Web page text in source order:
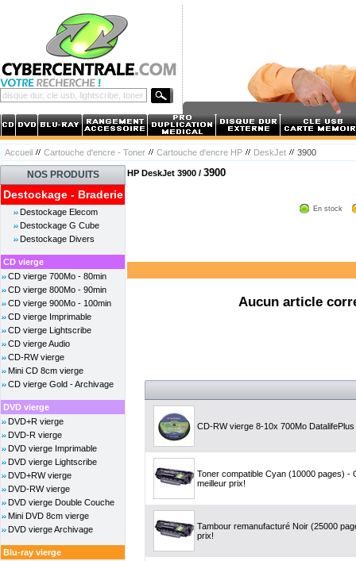
Accueil Cartouche d'encre - Toner Cartouche d'encre HP DeskJet 3900
NOS PRODUITS
Destockage - Braderie
Destockage Elecom
Destockage G Cube
Destockage Divers
CD vierge
CD vierge 700Mo - 80min
CD vierge 800Mo - 90min
CD vierge 900Mo - 100min
CD vierge Imprimable
CD vierge Lightscribe
CD vierge Audio
CD-RW vierge
Mini CD 8cm vierge
CD vierge Gold - Archivage
DVD vierge
DVD+R vierge
DVD-R vierge
DVD vierge Imprimable
DVD vierge Lightscribe
DVD+RW vierge
DVD-RW vierge
DVD vierge Double Couche
Mini DVD 8cm vierge
DVD vierge Archivage
Blu-ray vierge
HP DeskJet 3900 / 3900
En stock
Aucun article
CD-RW vierge 8-10x 700Mo
Toner compatible Cyan (10000 pages) -
meilleur prix!
Tambour remanufacturé Noir (25000
prix!